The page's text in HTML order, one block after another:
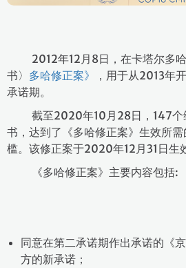
2012年12月8日，在卡塔尔多哈
书〉 多哈修正案》
，用于从2013年
承诺期。
截至2020年10月28日，147个
书，达到了《多哈修正案》生效所
槛。该修正案于2020年12月31日生
《多哈修正案》主要内容包括:
同意在第二承诺期作出承诺的《
方的新承诺；